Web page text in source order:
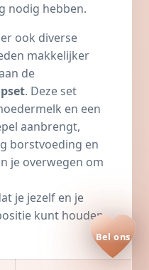
nodig hebben.
ook diverse
makkelijker
de
. Deze set
en een
aanbrengt,
borstvoeding en
je overwegen om
je jezelf en je
kunt houden
Bel ons